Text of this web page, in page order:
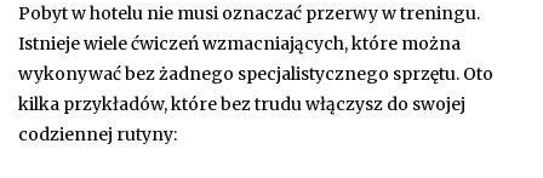
Pobyt w hotelu nie musi oznaczać przerwy w treningu.
Istnieje wiele ćwiczeń wzmacniających, które można
wykonywać bez żadnego specjalistycznego sprzętu. Oto
kilka przykładów, które bez trudu włączysz do swojej
codziennej rutyny: